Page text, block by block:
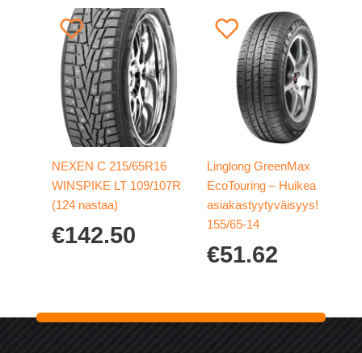
NEXEN C 215/65R16
WINSPIKE LT 109/107R
(124 nastaa)
€142.50
Linglong GreenMax
EcoTouring – Huikea
asiakastyytyväisyys!
155/65-14
€51.62